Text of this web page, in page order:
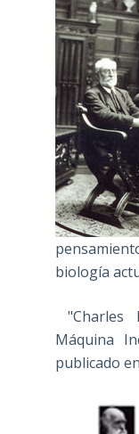
biología
Máquina
publicado